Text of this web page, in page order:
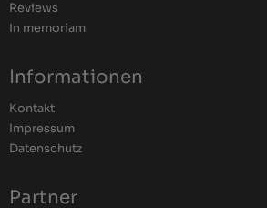
Reviews
In memoriam
Informationen
Kontakt
Impressum
Datenschutz
Partner